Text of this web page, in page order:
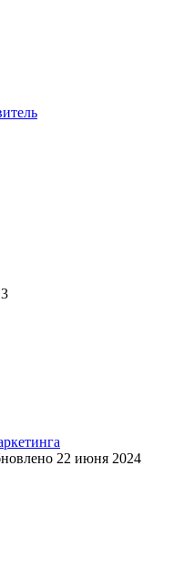
22 июня 2024